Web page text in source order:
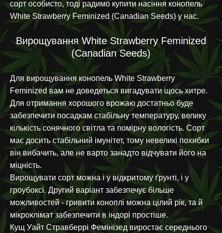
сорт особисто, тоді радимо купити насіння конопель
White Strawberry Feminized (Canadian Seeds) у нас.
Вирощування White Strawberry Feminized
(Canadian Seeds)
Для вирощування конопель White Strawberry
Feminized вам не доведеться вигадувати щось хитре.
Для отримання хорошого врожаю достатньо буде
забезпечити посадкам стабільну температуру, велику
кількість сонячного світла та помірну вологість. Сорт
має досить стабільний імунітет, тому невеликі похибки
він вибачить, але не варто занадто відчувати його на
міцність.
Вирощувати сорт можна і у відкритому ґрунті, і у
гроубоксі. Другий варіант забезпечує більше
можливостей - гривити коноплі можна цілий рік, та й
мікроклімат забезпечити в індорі простіше.
Кущ Уайт Стравберрі Фемінізед виростає середнього